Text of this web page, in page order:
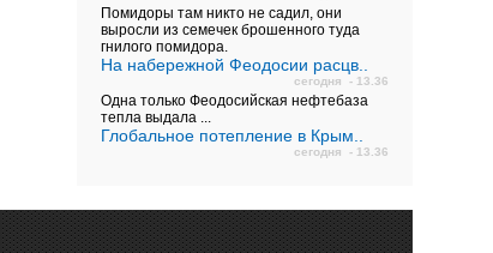
Помидоры там никто не садил, они
выросли из семечек брошенного туда
гнилого помидора.
На набережной Феодосии расцв..
сегодня - 13.36
Одна только Феодосийская нефтебаза
тепла выдала ...
Глобальное потепление в Крым..
сегодня - 13.36